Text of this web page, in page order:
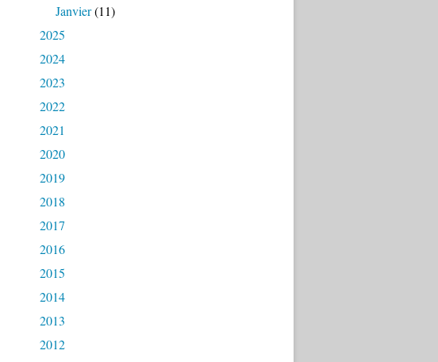
Janvier(11)
2025
2024
2023
2022
2021
2020
2019
2018
2017
2016
2015
2014
2013
2012